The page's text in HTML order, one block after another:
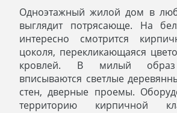
Одноэтажный жилой дом в
выглядит потрясающе. На
интересно смотрится
цоколя, перекликающаяся
кровлей. В милый образ
вписываются светлые
стен, дверные проемы.
территорию кирпичной